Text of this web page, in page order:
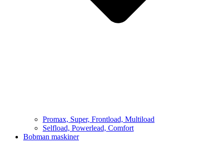
Promax, Super, Frontload, Multiload
Selfload, Powerlead, Comfort
Bobman maskiner